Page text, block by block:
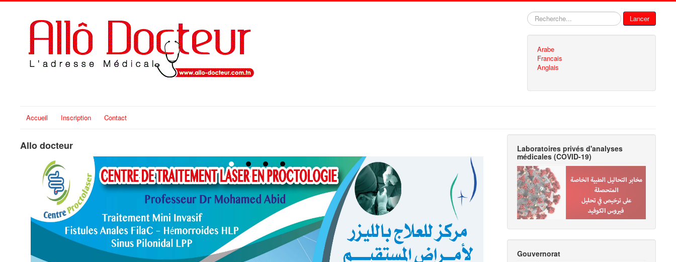
Rechercher Lancer
Arabe
Francais
Anglais
Accueil Inscription Contact
Allo docteur
Laboratoires privés d'analyses
médicales (COVID-19)
Gouvernorat